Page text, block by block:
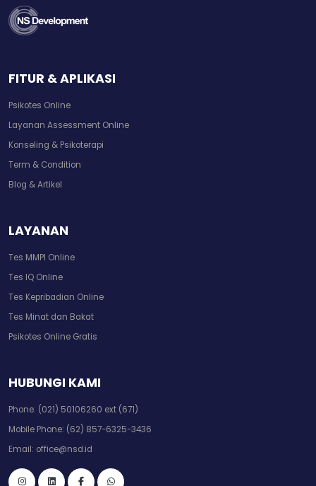
FITUR & APLIKASI
Psikotes Online
Layanan Assessment Online
Konseling & Psikoterapi
Term & Condition
Blog & Artikel
LAYANAN
Tes MMPI Online
Tes IQ Online
Tes Kepribadian Online
Tes Minat dan Bakat
Psikotes Online Gratis
HUBUNGI KAMI
Phone: (021) 50106260 ext (671)
Mobile Phone: (62) 857-6325-3436
Email: office@nsd.id